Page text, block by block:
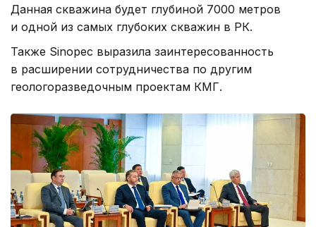
Данная скважина будет глубиной 7000 метров
и одной из самых глубоких скважин в РК.
Также Sinopec выразила заинтересованность
в расширении сотрудничества по другим
геологоразведочным проектам КМГ.